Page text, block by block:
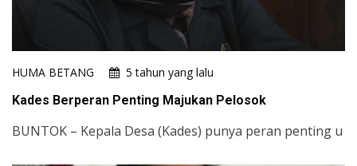
HUMA BETANG
5 tahun yang lalu
Kades Berperan Penting Majukan Pelosok
BUNTOK – Kepala Desa (Kades) punya peran penting u